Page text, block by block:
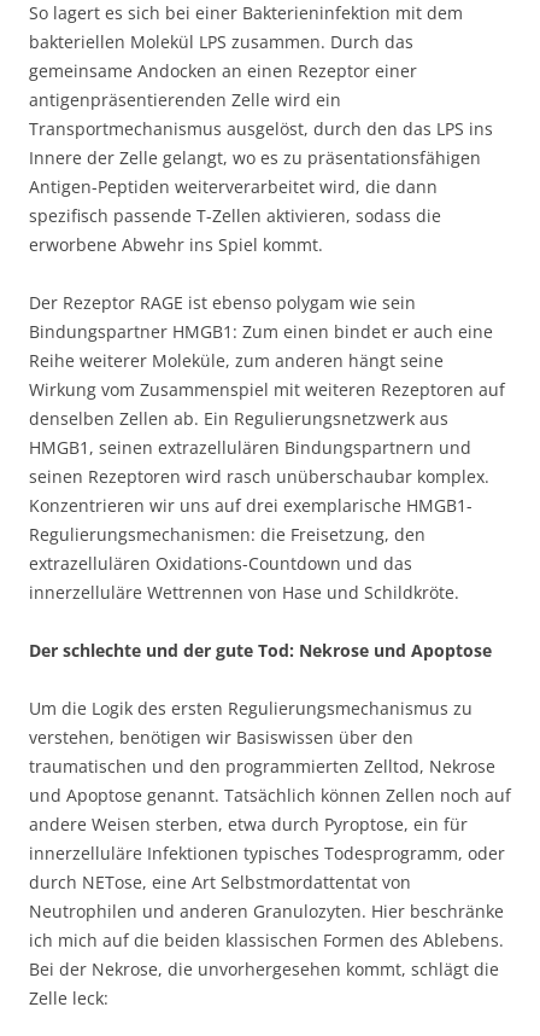
So lagert es sich bei einer Bakterieninfektion mit dem
bakteriellen Molekül LPS zusammen. Durch das
gemeinsame Andocken an einen Rezeptor einer
antigenpräsentierenden Zelle wird ein
Transportmechanismus ausgelöst, durch den das LPS ins
Innere der Zelle gelangt, wo es zu präsentationsfähigen
Antigen-Peptiden weiterverarbeitet wird, die dann
spezifisch passende T-Zellen aktivieren, sodass die
erworbene Abwehr ins Spiel kommt.
Der Rezeptor RAGE ist ebenso polygam wie sein
Bindungspartner HMGB1: Zum einen bindet er auch eine
Reihe weiterer Moleküle, zum anderen hängt seine
Wirkung vom Zusammenspiel mit weiteren Rezeptoren auf
denselben Zellen ab. Ein Regulierungsnetzwerk aus
HMGB1, seinen extrazellulären Bindungspartnern und
seinen Rezeptoren wird rasch unüberschaubar komplex.
Konzentrieren wir uns auf drei exemplarische HMGB1-
Regulierungsmechanismen: die Freisetzung, den
extrazellulären Oxidations-Countdown und das
innerzelluläre Wettrennen von Hase und Schildkröte.
Der schlechte und der gute Tod: Nekrose und Apoptose
Um die Logik des ersten Regulierungsmechanismus zu
verstehen, benötigen wir Basiswissen über den
traumatischen und den programmierten Zelltod, Nekrose
und Apoptose genannt. Tatsächlich können Zellen noch auf
andere Weisen sterben, etwa durch Pyroptose, ein für
innerzelluläre Infektionen typisches Todesprogramm, oder
durch NETose, eine Art Selbstmordattentat von
Neutrophilen und anderen Granulozyten. Hier beschränke
ich mich auf die beiden klassischen Formen des Ablebens.
Bei der Nekrose, die unvorhergesehen kommt, schlägt die
Zelle leck: